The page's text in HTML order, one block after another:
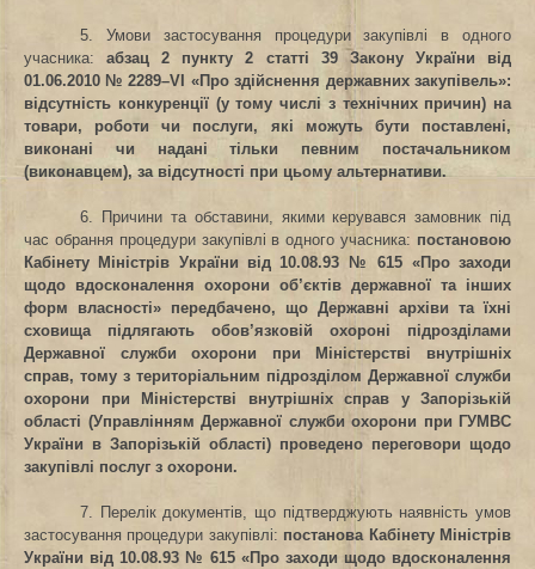
5. Умови застосування процедури закупівлі в одного
учасника:абзац 2 пункту 2 статті 39 Закону України від
01.06.2010 № 2289–VІ «Про здійснення державних закупівель»:
відсутність конкуренції (у тому числі з технічних причин) на
товари, роботи чи послуги, які можуть бути поставлені,
виконані чи надані тільки певним постачальником
(виконавцем), за відсутності при цьому альтернативи.
6. Причини та обставини, якими керувався замовник під
час обрання процедури закупівлі в одного учасника: постановою
Кабінету Міністрів України від 10.08.93 № 615 «Про заходи
щодо вдосконалення охорони об’єктів державної та інших
форм власності» передбачено, що Державні архіви та їхні
сховища підлягають обов’язковій охороні підрозділами
Державної служби охорони при Міністерстві внутрішніх
справ, тому з територіальним підрозділом Державної служби
охорони при Міністерстві внутрішніх справ у Запорізькій
області (Управлінням Державної служби охорони при ГУМВС
України в Запорізькій області) проведено переговори щодо
закупівлі послуг з охорони.
7. Перелік документів, що підтверджують наявність умов
застосування процедури закупівлі: постанова Кабінету Міністрів
України від 10.08.93 № 615 «Про заходи щодо вдосконалення